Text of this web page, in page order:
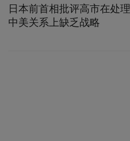
日本前首相批评高市在处理
中美关系上缺乏战略